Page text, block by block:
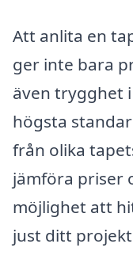
Att anlita en
ger inte bara
även trygghet
högsta
från olika
jämföra priser
möjlighet att
just ditt